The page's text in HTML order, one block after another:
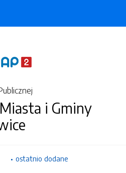
i Gminy
ostatnio dodane